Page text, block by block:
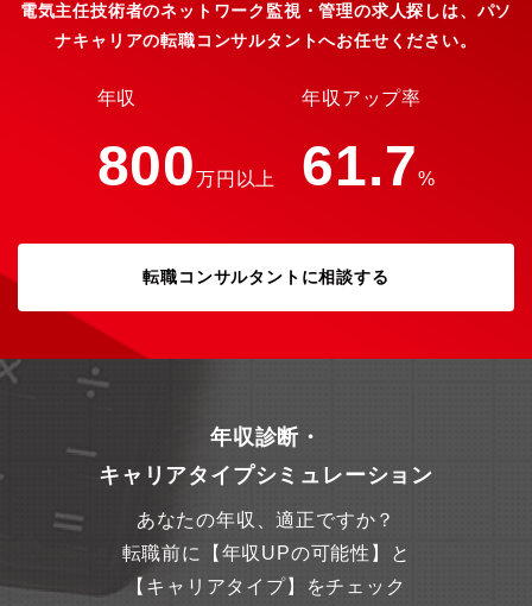
電気主任技術者のネットワーク監視・管理の求人探しは、パソ
ナキャリアの転職コンサルタントへお任せください。
年収
800万円以上
年収アップ率
61.7%
転職コンサルタントに相談する
年収診断・
キャリアタイプシミュレーション
あなたの年収、適正ですか？
転職前に【年収UPの可能性】と
【キャリアタイプ】をチェック